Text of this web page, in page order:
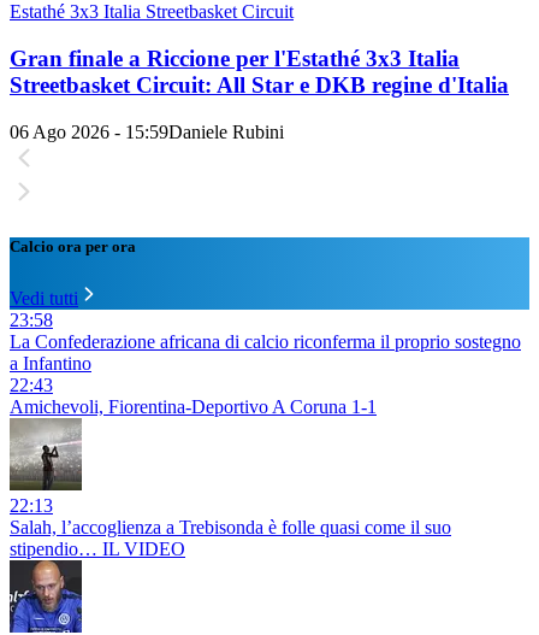
Estathé 3x3 Italia Streetbasket Circuit
Gran finale a Riccione per l'Estathé 3x3 Italia
Streetbasket Circuit: All Star e DKB regine d'Italia
06 Ago 2026 - 15:59Daniele Rubini
Calcio ora per ora
Vedi tutti
23:58
La Confederazione africana di calcio riconferma il proprio sostegno
a Infantino
22:43
Amichevoli, Fiorentina-Deportivo A Coruna 1-1
22:13
Salah, l’accoglienza a Trebisonda è folle quasi come il suo
stipendio… IL VIDEO